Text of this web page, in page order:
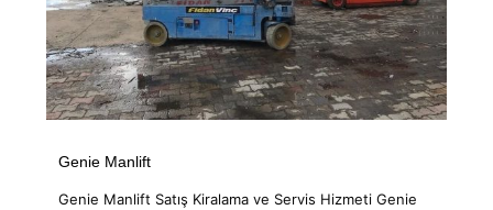
Genie Manlift
Genie Manlift Satış Kiralama ve Servis Hizmeti Genie